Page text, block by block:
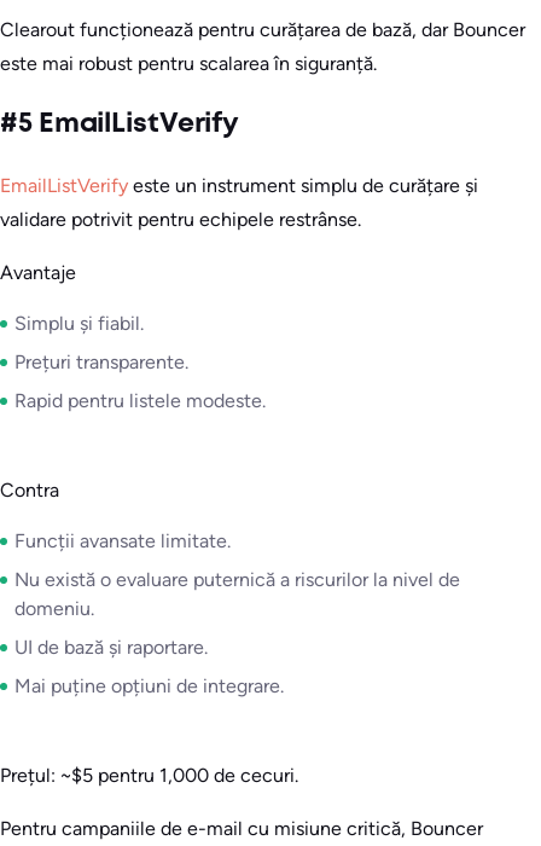
Clearout funcționează pentru curățarea de bază, dar Bouncer
este mai robust pentru scalarea în siguranță.
#5 EmailListVerify
EmailListVerify este un instrument simplu de curățare și
validare potrivit pentru echipele restrânse.
Avantaje
Simplu și fiabil.
Prețuri transparente.
Rapid pentru listele modeste.
Contra
Funcții avansate limitate.
Nu există o evaluare puternică a riscurilor la nivel de
domeniu.
UI de bază și raportare.
Mai puține opțiuni de integrare.
Prețul: ~$5 pentru 1,000 de cecuri.
Pentru campaniile de e-mail cu misiune critică, Bouncer